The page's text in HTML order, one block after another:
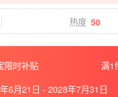
热度 50
限时补贴
满1
6月21日 - 2028年7月31日